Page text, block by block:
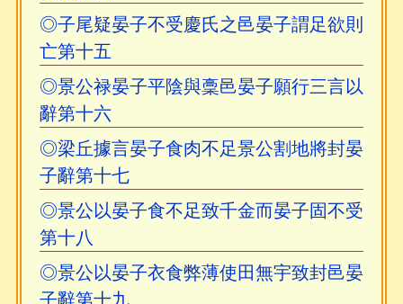
◎子尾疑晏子不受慶氏之邑晏子謂足欲則
亡第十五
◎景公禄晏子平陰與稾邑晏子願行三言以
辭第十六
◎梁丘據言晏子食肉不足景公割地將封晏
子辭第十七
◎景公以晏子食不足致千金而晏子固不受
第十八
◎景公以晏子衣食弊薄使田無宇致封邑晏
子辭第十九